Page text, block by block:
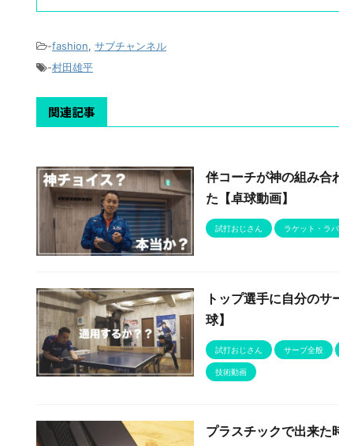
-fashion, サブチャンネル
-村田雄平
関連記事
伴コーチが神の組み合
た【卓球動画】
試打おじさん ラケット・ラ
トップ選手に自分の
球】
試打おじさん サーブ全般
技術動画
プラスチックで出来た